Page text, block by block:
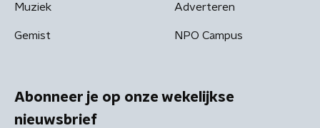
Muziek
Gemist
Adverteren
NPO Campus
Abonneer je op onze wekelijkse
nieuwsbrief